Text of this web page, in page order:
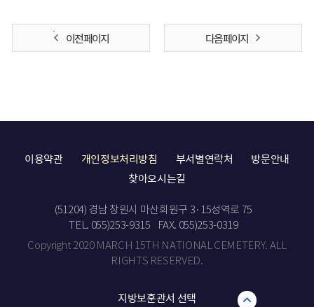
이전 페이지 다음 페이지
이용약관 개인정보처리방침 부서별연락처
방문안내
찾아오시는길
(51204) 경남 창원시 마산회원구 3·15성역로 75
TEL. 055)253-9315
FAX. 055)253-0319
Copyright 2020 MARCH 15TH NATIONAL CEMETERY. ALL
RIGHTS RESERVED.
지방보훈관서 선택